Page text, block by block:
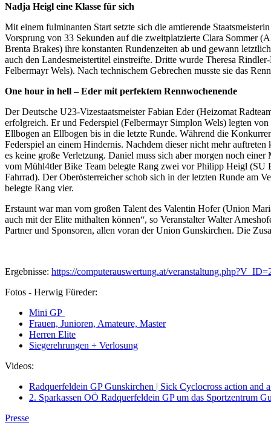
Nadja Heigl eine Klasse für sich
Mit einem fulminanten Start setzte sich die amtierende
Vorsprung von 33 Sekunden auf die zweitplatzierte Clara Sommer
Brenta Brakes) ihre konstanten Rundenzeiten ab und gewann
auch den Landesmeistertitel einstreifte. Dritte wurde Theresa
Felbermayr Wels). Nach technischem Gebrechen musste sie das
One hour in hell – Eder mit perfektem Rennwochenende
Der Deutsche U23-Vizestaatsmeister Fabian Eder (Heizomat
erfolgreich. Er und Federspiel (Felbermayr Simplon Wels) legten
Ellbogen an Ellbogen bis in die letzte Runde. Während die
Federspiel an einem Hindernis. Nachdem dieser nicht mehr
es keine große Verletzung. Daniel muss sich aber morgen noch
vom Mühl4tler Bike Team belegte Rang zwei vor Philipp Heigl (SU
Fahrrad). Der Oberösterreicher schob sich in der letzten Runde am
belegte Rang vier.
Erstaunt war man vom großen Talent des Valentin Hofer (Union
auch mit der Elite mithalten können“, so Veranstalter Walter
Partner und Sponsoren, allen voran der Union Gunskirchen. Die
Ergebnisse: https://computerauswertung.at/
Fotos - Herwig Füreder:
Mini GP
Frauen, Junioren, Amateure, Master
Herren Elite
Siegerehrungen + Verlosung
Videos:
Radquerfeldein GP Gunskirchen | Sick Cyclocross action and
2. Sparkassen OÖ Radquerfeldein GP um das Sportzentrum
Presse